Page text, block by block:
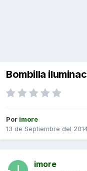
Bombilla
Por imore
13 de Septiembre del
imore